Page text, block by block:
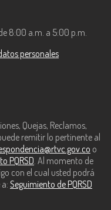
8:00 a.m. a 5:00 p.m.
personales
Quejas, Reclamos,
remitir lo pertinente al
o
PQRSD. Al momento de
con el cual usted podrá
Seguimiento de PQRSD